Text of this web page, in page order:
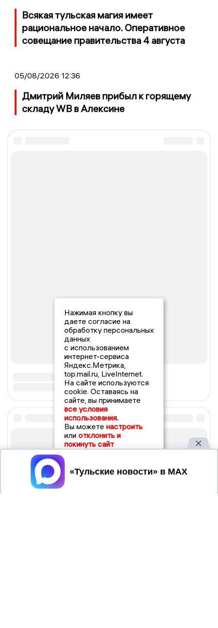
Всякая тульская магия имеет
рациональное начало. Оперативное
совещание правительства 4 августа
05/08/2026 12:36
Дмитрий Миляев прибыл к горящему
складу WB в Алексине
Нажимая кнопку вы
даете согласие на
обработку персональных
данных
с использованием
интернет-сервиса
Яндекс.Метрика,
top.mail.ru, LiveInternet.
На сайте используются
cookie. Оставаясь на
сайте, вы принимаете
все условия
использования.
Вы можете настроить
или отклонить и
покинуть сайт
Принять